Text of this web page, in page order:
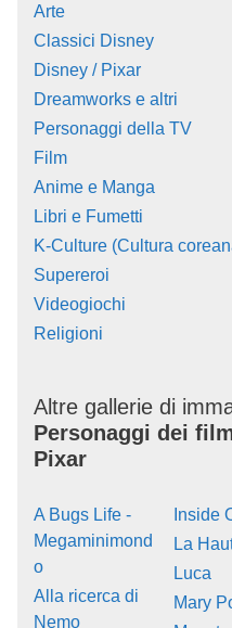
Arte
Classici Disney
Disney / Pixar
Dreamworks e altri
Personaggi della TV
Film
Anime e Manga
Libri e Fumetti
K-Culture (Cultura
Supereroi
Videogiochi
Religioni
Altre gallerie di
Personaggi dei
Pixar
A Bugs Life -
Megaminimond
o
Alla ricerca di
Nemo
Inside
La
Luca
Mary